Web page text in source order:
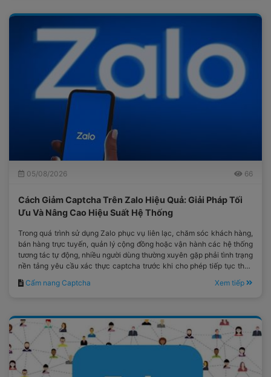
05/08/2026 66
Cách Giảm Captcha Trên Zalo Hiệu Quả: Giải Pháp Tối
Ưu Và Nâng Cao Hiệu Suất Hệ Thống
Trong quá trình sử dụng Zalo phục vụ liên lạc, chăm sóc khách hàng,
bán hàng trực tuyến, quản lý cộng đồng hoặc vận hành các hệ thống
tương tác tự động, nhiều người dùng thường xuyên gặp phải tình trạng
nền tảng yêu cầu xác thực captcha trước khi cho phép tiếp tục thực
Cẩm nang Captcha Xem tiếp